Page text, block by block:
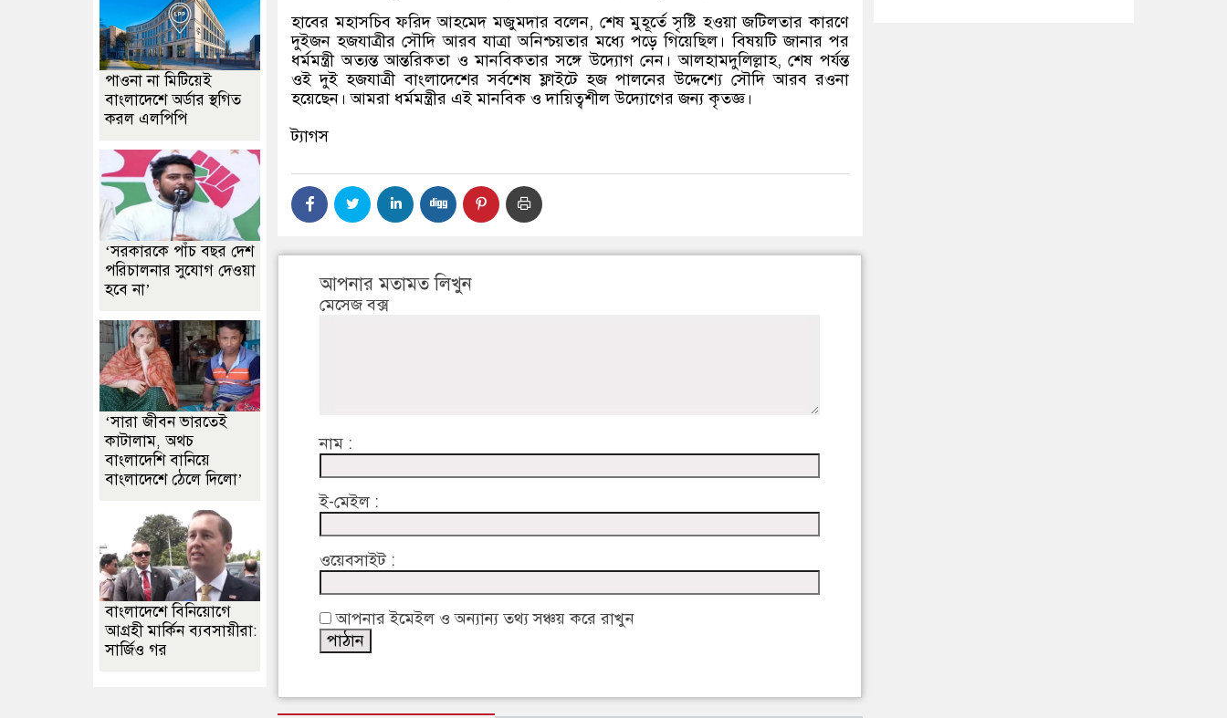
হাবের মহাসচিব ফরিদ আহমেদ মজুমদার বলেন, শেষ মুহূর্তে সৃষ্টি হওয়া জটিলতার কারণে
দুইজন হজযাত্রীর সৌদি আরব যাত্রা অনিশ্চয়তার মধ্যে পড়ে গিয়েছিল। বিষয়টি জানার পর
ধর্মমন্ত্রী অত্যন্ত আন্তরিকতা ও মানবিকতার সঙ্গে উদ্যোগ নেন। আলহামদুলিল্লাহ,শেষ পর্যন্ত
ওই দুই হজযাত্রী বাংলাদেশের সর্বশেষ ফ্লাইটে হজ পালনের উদ্দেশ্যে সৌদি আরব রওনা
হয়েছেন। আমরা ধর্মমন্ত্রীর এই মানবিক ও দায়িত্বশীল উদ্যোগের জন্য কৃতজ্ঞ।
ট্যাগস
আপনার মতামত লিখুন
মেসেজ বক্স
নাম :
ই-মেইল :
ওয়েবসাইট :
আপনার ইমেইল ও অন্যান্য তথ্য সঞ্চয় করে রাখুন
পাওনা না মিটিয়েই
বাংলাদেশে অর্ডার স্থগিত
করল এলপিপি
‘সরকারকে পাঁচ বছর দেশ
পরিচালনার সুযোগ দেওয়া
হবে না’
‘সারা জীবন ভারতেই
কাটালাম, অথচ
বাংলাদেশি বানিয়ে
বাংলাদেশে ঠেলে দিলো’
বাংলাদেশে বিনিয়োগে
আগ্রহী মার্কিন ব্যবসায়ীরা:
সার্জিও গর